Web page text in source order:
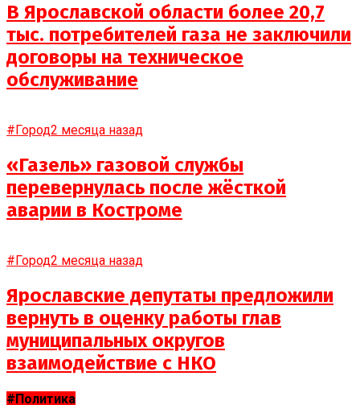
В Ярославской области более 20,7
тыс. потребителей газа не заключили
договоры на техническое
обслуживание
#Город2 месяца назад
«Газель» газовой службы
перевернулась после жёсткой
аварии в Костроме
#Город2 месяца назад
Ярославские депутаты предложили
вернуть в оценку работы глав
муниципальных округов
взаимодействие с НКО
#Политика